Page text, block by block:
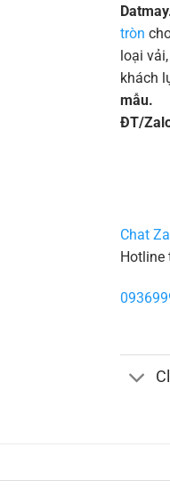
tròn
loại
khách
mẫu.
ĐT/
Chat
Hotline